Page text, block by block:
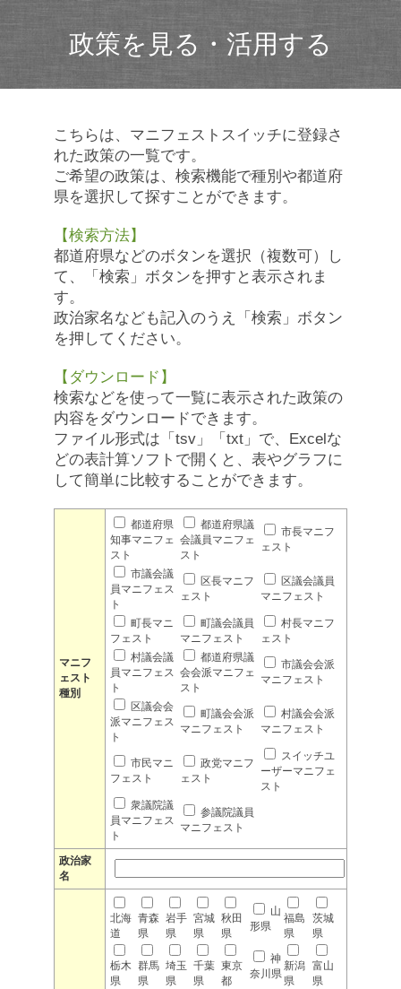
政策を見る・活用する
こちらは、マニフェストスイッチに登録さ
れた政策の一覧です。
ご希望の政策は、検索機能で種別や都道府
県を選択して探すことができます。
【検索方法】
都道府県などのボタンを選択（複数可）し
て、「検索」ボタンを押すと表示されま
す。
政治家名なども記入のうえ「検索」ボタン
を押してください。
【ダウンロード】
検索などを使って一覧に表示された政策の
内容をダウンロードできます。
ファイル形式は「tsv」「txt」で、Excelな
どの表計算ソフトで開くと、表やグラフに
して簡単に比較することができます。
マニフ
ェスト
種別
都道府県
知事マニフェ
スト
都道府県議
会議員マニフェ
スト
市長マニフ
ェスト
市議会議
員マニフェス
ト
区長マニフ
ェスト
区議会議員
マニフェスト
町長マニ
フェスト
町議会議員
マニフェスト
村長マニフ
ェスト
村議会議
員マニフェス
ト
都道府県議
会会派マニフェ
スト
市議会会派
マニフェスト
区議会会
派マニフェス
ト
町議会会派
マニフェスト
村議会会派
マニフェスト
市民マニ
フェスト
政党マニフ
ェスト
スイッチユ
ーザーマニフェ
スト
衆議院議
員マニフェス
ト
参議院議員
マニフェスト
政治家
名
北海
道
青森
県
岩手
県
宮城
県
秋田
県
山
形県
福島
県
茨城
県
栃木
県
群馬
県
埼玉
県
千葉
県
東京
都
神
奈川県
新潟
県
富山
県